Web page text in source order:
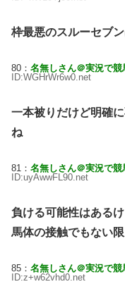
枠最悪のスルーセブ
80： 名無しさん＠実況で競
ID:WGHrWr6w0.net
一本被りだけど明確
ね
81： 名無しさん＠実況で競
ID:uyAwwFL90.net
負ける可能性はある
馬体の接触でもない
85： 名無しさん＠実況で競
ID:z+w62vhd0.net